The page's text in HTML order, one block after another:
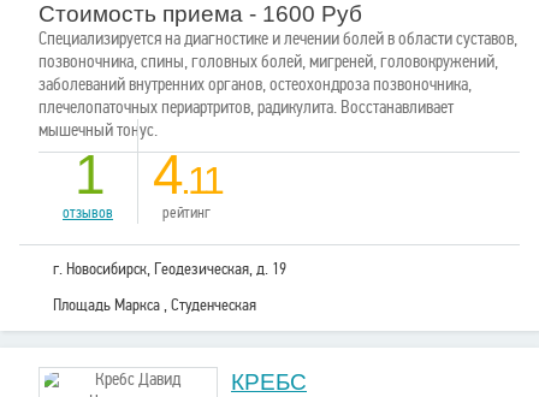
Стоимость приема - 1600 Руб
Специализируется на диагностике и лечении болей в области суставов,
позвоночника, спины, головных болей, мигреней, головокружений,
заболеваний внутренних органов, остеохондроза позвоночника,
плечелопаточных периартритов, радикулита. Восстанавливает
мышечный тонус.
1
отзывов
4.11
рейтинг
г. Новосибирск, Геодезическая, д. 19
Площадь Маркса , Студенческая
КРЕБС